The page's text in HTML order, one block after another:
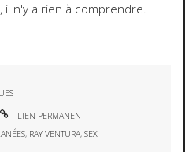
il n'y a rien à comprendre.
LIEN PERMANENT
, RAY VENTURA,SEX